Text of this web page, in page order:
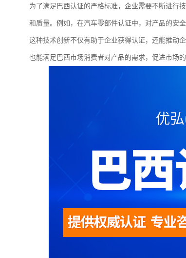
为了满足巴西认证的严格标准，企业需要不断进行
和质量。例如，在汽车零部件认证中，对产品的安
这种技术创新不仅有助于企业获得认证，还能推动
也能满足巴西市场消费者对产品的需求，促进市场的